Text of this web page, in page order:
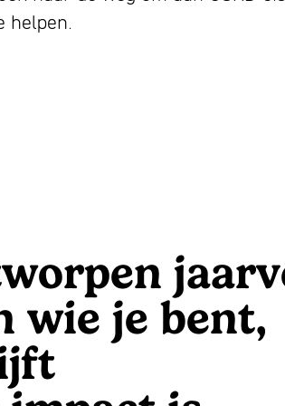
helpen.
wie je bent,